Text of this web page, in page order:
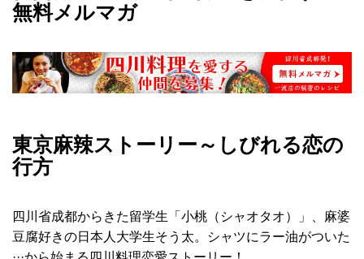
無料メルマガ
東京麻辣ストーリー～しびれる恋の
行方
四川省成都からきた留学生「小桃（シャオタオ）」、麻婆
豆腐好きの日本人大学生そう太。シャツにラー油がついた